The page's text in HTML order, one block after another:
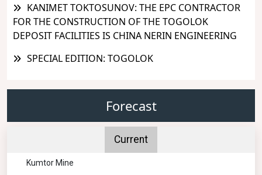
KANIMET TOKTOSUNOV: THE EPC CONTRACTOR
FOR THE CONSTRUCTION OF THE TOGOLOK
DEPOSIT FACILITIES IS CHINA NERIN ENGINEERING
SPECIAL EDITION: TOGOLOK
Forecast
Current
Kumtor Mine